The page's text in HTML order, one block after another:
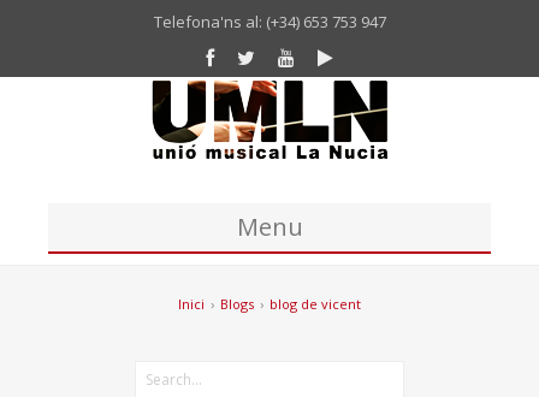
Telefona'ns al: (+34) 653 753 947
Menu
Missatge del president de la UM La Nucia
Inici › Blogs › blog de vicent